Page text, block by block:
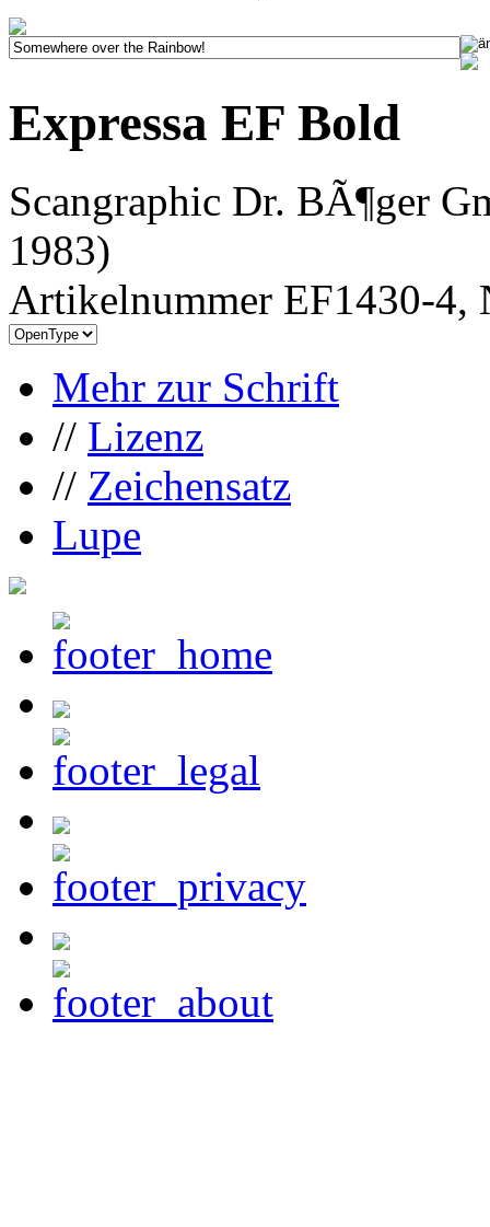
Expressa EF Bold
Scangraphic Dr. BÃ¶ger
1983)
Artikelnummer EF1430-4,
Mehr zur Schrift
// Lizenz
// Zeichensatz
Lupe